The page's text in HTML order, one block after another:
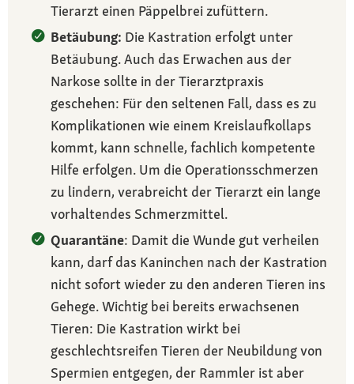
Tierarzt einen Päppelbrei zufüttern.
Betäubung: Die Kastration erfolgt unter
Betäubung. Auch das Erwachen aus der
Narkose sollte in der Tierarztpraxis
geschehen: Für den seltenen Fall, dass es zu
Komplikationen wie einem Kreislaufkollaps
kommt, kann schnelle, fachlich kompetente
Hilfe erfolgen. Um die Operationsschmerzen
zu lindern, verabreicht der Tierarzt ein lange
vorhaltendes Schmerzmittel.
Quarantäne: Damit die Wunde gut verheilen
kann, darf das Kaninchen nach der Kastration
nicht sofort wieder zu den anderen Tieren ins
Gehege. Wichtig bei bereits erwachsenen
Tieren: Die Kastration wirkt bei
geschlechtsreifen Tieren der Neubildung von
Spermien entgegen, der Rammler ist aber